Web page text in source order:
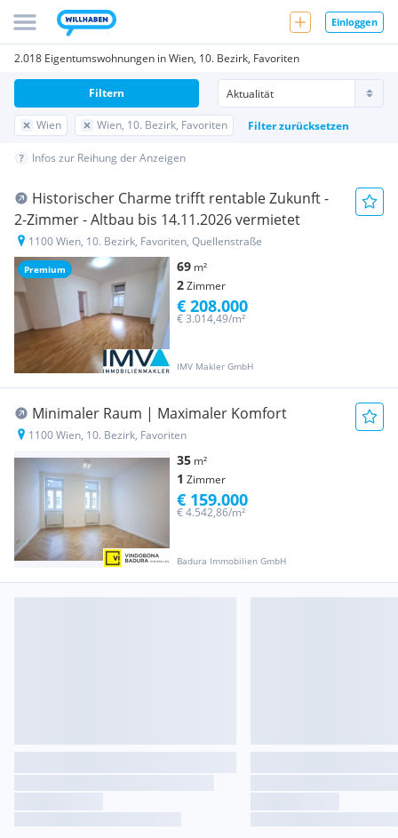
Einloggen
2.018 Eigentumswohnungen in Wien, 10. Bezirk, Favoriten
Wien Wien, 10. Bezirk, Favoriten Filter zurücksetzen
Filtern
Infos zur Reihung der Anzeigen
Premium
Historischer Charme trifft rentable Zukunft -
2-Zimmer - Altbau bis 14.11.2026 vermietet
1100 Wien, 10. Bezirk, Favoriten, Quellenstraße
69 m²
2Zimmer
IMV Makler GmbH
€ 3.014,49/m²
€ 208.000
Minimaler Raum | Maximaler Komfort
1100 Wien, 10. Bezirk, Favoriten
35 m²
1 Zimmer
Badura Immobilien GmbH
€ 4.542,86/m²
€ 159.000